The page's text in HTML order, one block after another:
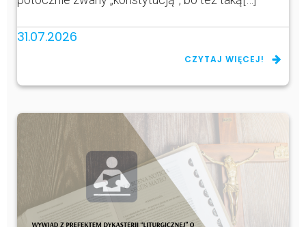
31.07.2026
CZYTAJ WIĘCEJ!